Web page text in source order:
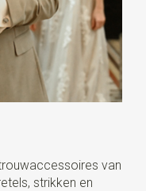
van
strikken en